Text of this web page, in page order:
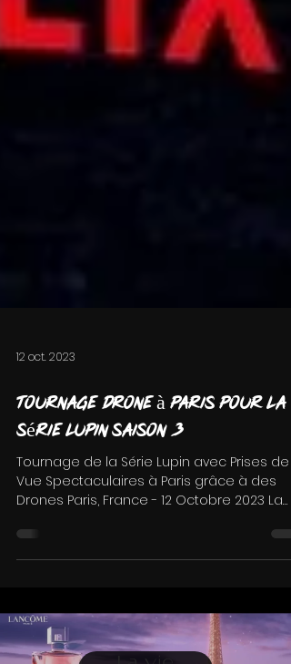
12 oct. 2023
Tournage drone à Paris pour la
série Lupin saison 3
Vue Spectaculaires à Paris grâce à des
Drones Paris, France - 12 Octobre 2023 La